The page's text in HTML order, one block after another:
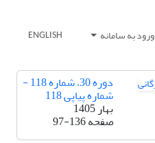
ورود به سامانه ENGLISH
دوره 30، شماره 118 -
شماره پیاپی 118
بهار 1405
صفحه97-136